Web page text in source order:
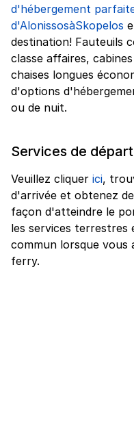
d'hébergement
d'AlonissosàSkopelos
destination! Fauteuils
classe affaires,
chaises longues
d'options
ou de nuit.
Services de
Veuillez cliquer ici,
d'arrivée et obtenez
façon d'atteindre le
les services
commun lorsque vous
ferry.